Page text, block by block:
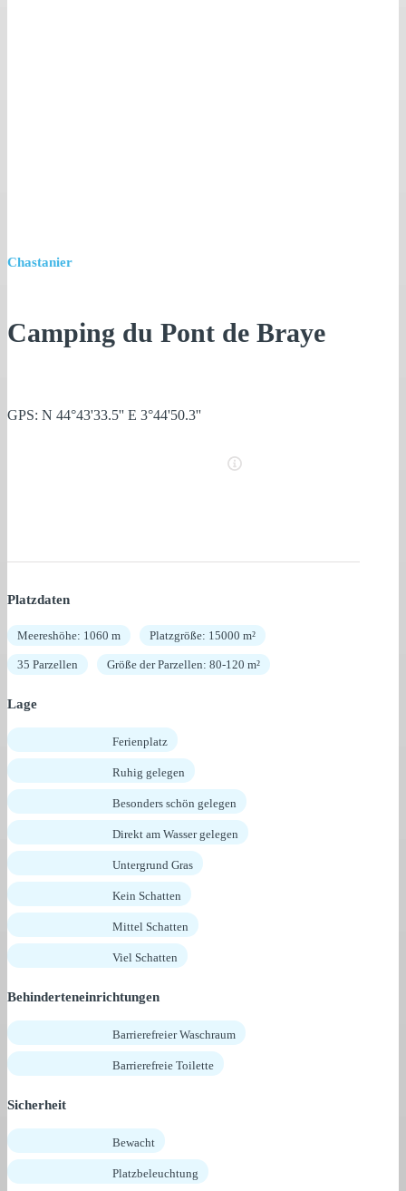
Chastanier
Camping du Pont de Braye
GPS: N 44°43'33.5'' E 3°44'50.3''
Platzdaten
Meereshöhe: 1060 m Platzgröße: 15000 m²
35 Parzellen Größe der Parzellen: 80-120 m²
Lage
Ferienplatz
Ruhig gelegen
Besonders schön gelegen
Direkt am Wasser gelegen
Untergrund Gras
Kein Schatten
Mittel Schatten
Viel Schatten
Behinderteneinrichtungen
Barrierefreier Waschraum
Barrierefreie Toilette
Sicherheit
Bewacht
Platzbeleuchtung